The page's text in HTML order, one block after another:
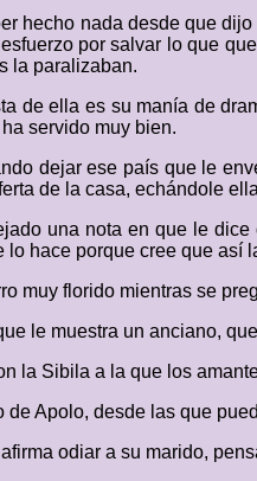
hecho nada desde que
por salvar lo que
la paralizaban.
de ella es su manía de
servido muy bien.
dejar ese país que le
de la casa, echándole
una nota en que le
hace porque cree que así
muy florido mientras se
le muestra un anciano,
la Sibila a la que los
Apolo, desde las que
odiar a su marido,